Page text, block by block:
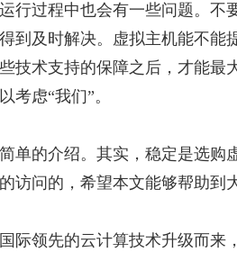
行过程中也会有一些问题。不
到及时解决。虚拟主机能不能
技术支持的保障之后，才能最
考虑“我们”。
单的介绍。其实，稳定是选购
访问的，希望本文能够帮助到
际领先的云计算技术升级而